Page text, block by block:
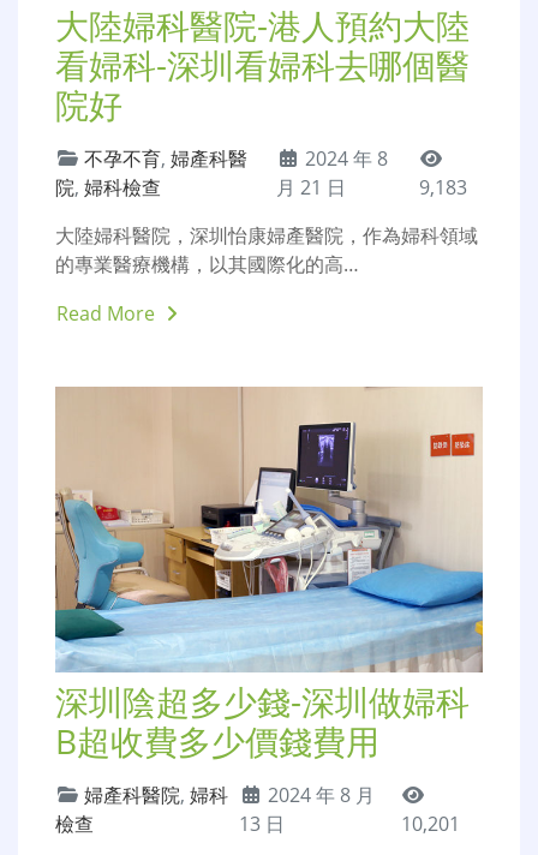
大陸婦科醫院-港人預約大陸
看婦科-深圳看婦科去哪個醫
院好
不孕不育, 婦產科醫
院, 婦科檢查
2024 年 8
月 21 日
9,183
大陸婦科醫院，深圳怡康婦產醫院，作為婦科領域
的專業醫療機構，以其國際化的高…
Read More
深圳陰超多少錢-深圳做婦科
B超收費多少價錢費用
婦產科醫院, 婦科
檢查
2024 年 8 月
13 日
10,201